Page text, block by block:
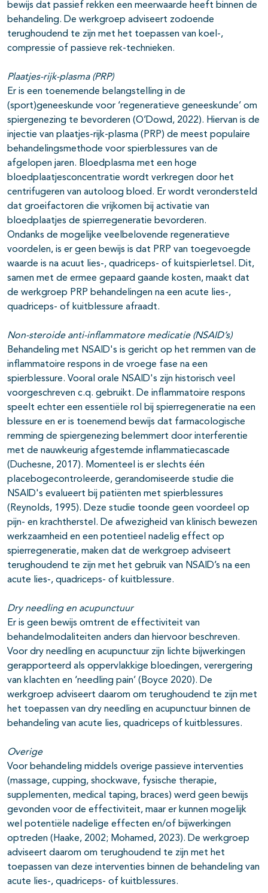
bewijs dat passief rekken een meerwaarde heeft binnen de
behandeling. De werkgroep adviseert zodoende
terughoudend te zijn met het toepassen van koel-,
compressie of passieve rek-technieken.
Plaatjes-rijk-plasma (PRP)
Er is een toenemende belangstelling in de
(sport)geneeskunde voor ‘regeneratieve geneeskunde’ om
spiergenezing te bevorderen (O’Dowd, 2022). Hiervan is de
injectie van plaatjes-rijk-plasma (PRP) de meest populaire
behandelingsmethode voor spierblessures van de
afgelopen jaren. Bloedplasma met een hoge
bloedplaatjesconcentratie wordt verkregen door het
centrifugeren van autoloog bloed. Er wordt verondersteld
dat groeifactoren die vrijkomen bij activatie van
bloedplaatjes de spierregeneratie bevorderen.
Ondanks de mogelijke veelbelovende regeneratieve
voordelen, is er geen bewijs is dat PRP van toegevoegde
waarde is na acuut lies-, quadriceps- of kuitspierletsel. Dit,
samen met de ermee gepaard gaande kosten, maakt dat
de werkgroep PRP behandelingen na een acute lies-,
quadriceps- of kuitblessure afraadt.
Non-steroide anti-inflammatore medicatie (NSAID’s)
Behandeling met NSAID's is gericht op het remmen van de
inflammatoire respons in de vroege fase na een
spierblessure. Vooral orale NSAID's zijn historisch veel
voorgeschreven c.q. gebruikt. De inflammatoire respons
speelt echter een essentiële rol bij spierregeneratie na een
blessure en er is toenemend bewijs dat farmacologische
remming de spiergenezing belemmert door interferentie
met de nauwkeurig afgestemde inflammatiecascade
(Duchesne, 2017). Momenteel is er slechts één
placebogecontroleerde, gerandomiseerde studie die
NSAID's evalueert bij patiënten met spierblessures
(Reynolds, 1995). Deze studie toonde geen voordeel op
pijn- en krachtherstel. De afwezigheid van klinisch bewezen
werkzaamheid en een potentieel nadelig effect op
spierregeneratie, maken dat de werkgroep adviseert
terughoudend te zijn met het gebruik van NSAID’s na een
acute lies-, quadriceps- of kuitblessure.
Dry needling en acupunctuur
Er is geen bewijs omtrent de effectiviteit van
behandelmodaliteiten anders dan hiervoor beschreven.
Voor dry needling en acupunctuur zijn lichte bijwerkingen
gerapporteerd als oppervlakkige bloedingen, verergering
van klachten en ‘needling pain’ (Boyce 2020). De
werkgroep adviseert daarom om terughoudend te zijn met
het toepassen van dry needling en acupunctuur binnen de
behandeling van acute lies, quadriceps of kuitblessures.
Overige
Voor behandeling middels overige passieve interventies
(massage, cupping, shockwave, fysische therapie,
supplementen, medical taping, braces) werd geen bewijs
gevonden voor de effectiviteit, maar er kunnen mogelijk
wel potentiële nadelige effecten en/of bijwerkingen
optreden (Haake, 2002; Mohamed, 2023). De werkgroep
adviseert daarom om terughoudend te zijn met het
toepassen van deze interventies binnen de behandeling van
acute lies-, quadriceps- of kuitblessures.